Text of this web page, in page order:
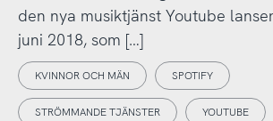
den nya musiktjänst Youtube
juni 2018, som […]
KVINNOR OCH MÄN SPOTIFY
STRÖMMANDE TJÄNSTER YOUTUBE